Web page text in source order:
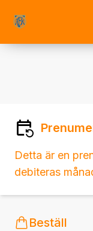
Detta är en
debiteras
Beställ